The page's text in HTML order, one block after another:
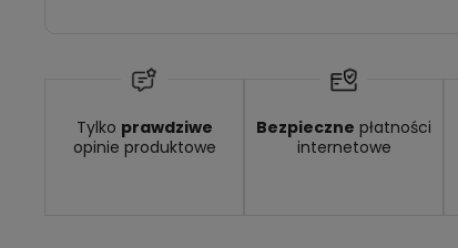
Tylko prawdziwe
opinie produktowe
Bezpieczne płatności
internetowe